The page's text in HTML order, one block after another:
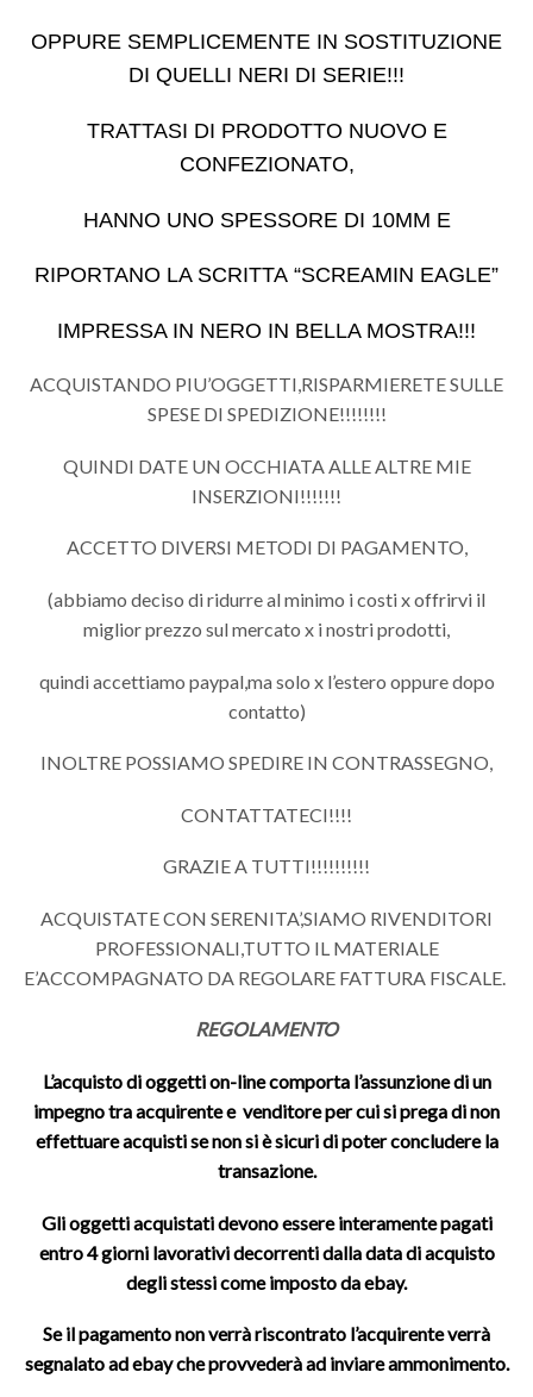
OPPURE SEMPLICEMENTE IN SOSTITUZIONE
DI QUELLI NERI DI SERIE!!!
TRATTASI DI PRODOTTO NUOVO E
CONFEZIONATO,
HANNO UNO SPESSORE DI 10MM E
RIPORTANO LA SCRITTA “SCREAMIN EAGLE”
IMPRESSA IN NERO IN BELLA MOSTRA!!!
ACQUISTANDO PIU’OGGETTI,RISPARMIERETE SULLE
SPESE DI SPEDIZIONE!!!!!!!!
QUINDI DATE UN OCCHIATA ALLE ALTRE MIE
INSERZIONI!!!!!!!
ACCETTO DIVERSI METODI DI PAGAMENTO,
(abbiamo deciso di ridurre al minimo i costi x offrirvi il
miglior prezzo sul mercato x i nostri prodotti,
quindi accettiamo paypal,ma solo x l’estero oppure dopo
contatto)
INOLTRE POSSIAMO SPEDIRE IN CONTRASSEGNO,
CONTATTATECI!!!!
GRAZIE A TUTTI!!!!!!!!!!
ACQUISTATE CON SERENITA’,SIAMO RIVENDITORI
PROFESSIONALI,TUTTO IL MATERIALE
E’ACCOMPAGNATO DA REGOLARE FATTURA FISCALE.
REGOLAMENTO
L’acquisto di oggetti on-line comporta l’assunzione di un
impegno tra acquirente e venditore per cui si prega di non
effettuare acquisti se non si è sicuri di poter concludere la
transazione.
Gli oggetti acquistati devono essere interamente pagati
entro 4 giorni lavorativi decorrenti dalla data di acquisto
degli stessi come imposto da ebay.
Se il pagamento non verrà riscontrato l’acquirente verrà
segnalato ad ebay che provvederà ad inviare ammonimento.